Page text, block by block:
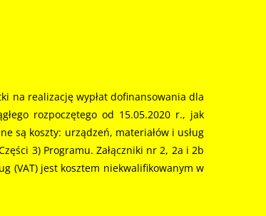
na realizację wypłat dofinansowania dla
rozpoczętego od 15.05.2020 r., jak
są koszty: urządzeń, materiałów i usług
3) Programu. Załączniki nr 2, 2a i 2b
(VAT) jest kosztem niekwalifikowanym w